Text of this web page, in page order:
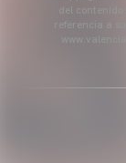
referencia a